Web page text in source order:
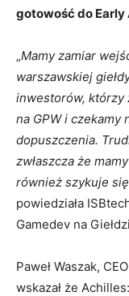
gotowość do Early
„Mamy zamiar
warszawskiej
inwestorów, którzy
na GPW i
dopuszczenia.
zwłaszcza że
również szykuje
powiedziała
Gamedev na
Paweł Waszak,
wskazał że